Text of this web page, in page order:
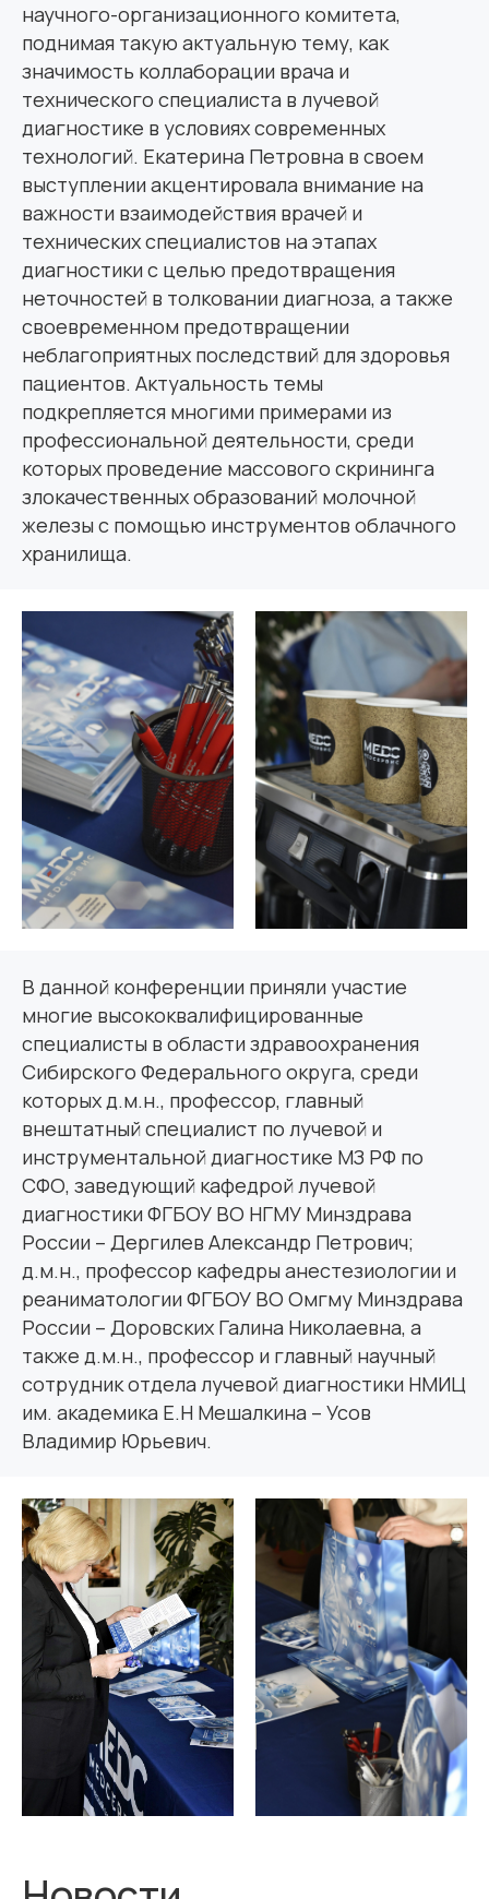
научного-организационного комитета,
поднимая такую актуальную тему, как
значимость коллаборации врача и
технического специалиста в лучевой
диагностике в условиях современных
технологий. Екатерина Петровна в своем
выступлении акцентировала внимание на
важности взаимодействия врачей и
технических специалистов на этапах
диагностики с целью предотвращения
неточностей в толковании диагноза, а также
своевременном предотвращении
неблагоприятных последствий для здоровья
пациентов. Актуальность темы
подкрепляется многими примерами из
профессиональной деятельности, среди
которых проведение массового скрининга
злокачественных образований молочной
железы с помощью инструментов облачного
хранилища.
В данной конференции приняли участие
многие высококвалифицированные
специалисты в области здравоохранения
Сибирского Федерального округа, среди
которых д.м.н., профессор, главный
внештатный специалист по лучевой и
инструментальной диагностике МЗ РФ по
СФО, заведующий кафедрой лучевой
диагностики ФГБОУ ВО НГМУ Минздрава
России – Дергилев Александр Петрович;
д.м.н., профессор кафедры анестезиологии и
реаниматологии ФГБОУ ВО Омгму Минздрава
России – Доровских Галина Николаевна, а
также д.м.н., профессор и главный научный
сотрудник отдела лучевой диагностики НМИЦ
им. академика Е.Н Мешалкина – Усов
Владимир Юрьевич.